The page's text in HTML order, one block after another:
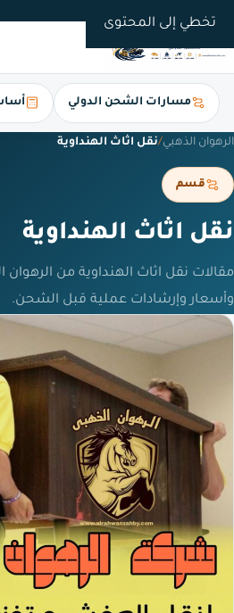
تخطي إلى المحتوى
مسارات الشحن الدولي
الرهوان الذهبي/نقل اثاث الهنداوية
قسم
نقل اثاث الهنداوية
مقالات نقل اثاث الهنداوية من
وأسعار وإرشادات عملية قبل الشحن.